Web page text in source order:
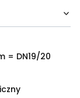
= DN19/20